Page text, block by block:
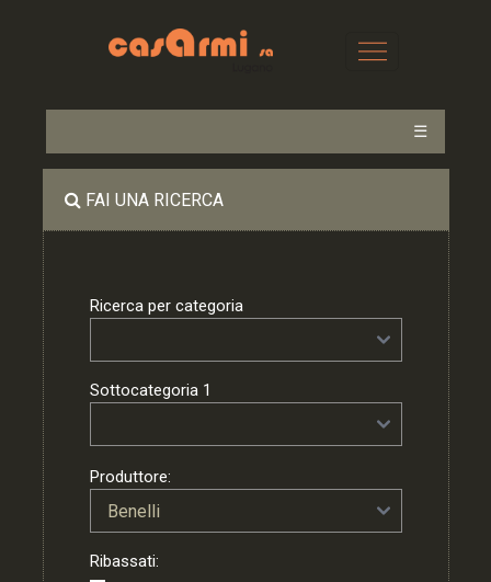
☰
FAI UNA RICERCA
Ricerca per categoria
Sottocategoria 1
Produttore:
Ribassati: